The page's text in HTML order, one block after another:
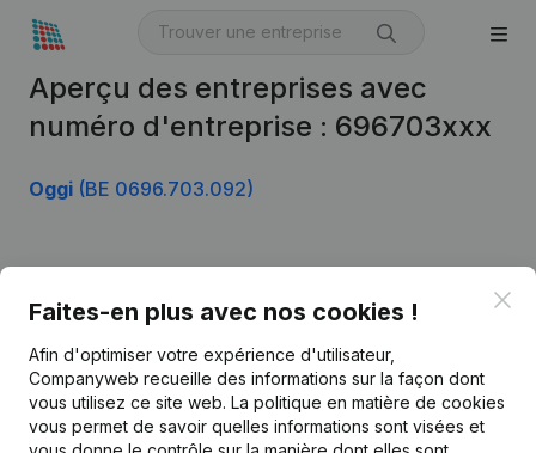
Aperçu des entreprises avec
numéro d'entreprise : 696703xxx
Oggi (BE 0696.703.092)
Faites-en plus avec nos cookies !
Afin d'optimiser votre expérience d'utilisateur,
Companyweb recueille des informations sur la façon dont
vous utilisez ce site web. La politique en matière de cookies
vous permet de savoir quelles informations sont visées et
Français
Informations d’entreprise
Monitoring
Recherche internationale